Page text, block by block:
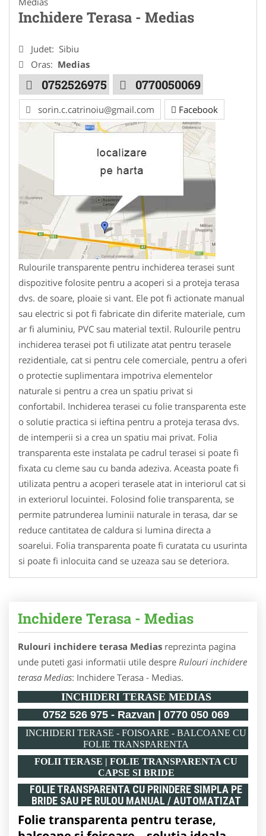
Inchidere Terasa - Medias
Judet: Sibiu
Oras: Medias
0752526975 0770050069
sorin.c.catrinoiu@gmail.com Facebook
Rulourile transparente pentru inchiderea terasei sunt
dispozitive folosite pentru a acoperi si a proteja terasa
dvs. de soare, ploaie si vant. Ele pot fi actionate manual
sau electric si pot fi fabricate din diferite materiale, cum
ar fi aluminiu, PVC sau material textil. Rulourile pentru
inchiderea terasei pot fi utilizate atat pentru terasele
rezidentiale, cat si pentru cele comerciale, pentru a oferi
o protectie suplimentara impotriva elementelor
naturale si pentru a crea un spatiu privat si
confortabil. Inchiderea terasei cu folie transparenta este
o solutie practica si ieftina pentru a proteja terasa dvs.
de intemperii si a crea un spatiu mai privat. Folia
transparenta este instalata pe cadrul terasei si poate fi
fixata cu cleme sau cu banda adeziva. Aceasta poate fi
utilizata pentru a acoperi terasele atat in interiorul cat si
in exteriorul locuintei. Folosind folie transparenta, se
permite patrunderea luminii naturale in terasa, dar se
reduce cantitatea de caldura si lumina directa a
soarelui. Folia transparenta poate fi curatata cu usurinta
si poate fi inlocuita cand se uzeaza sau se deteriora.
Inchidere Terasa - Medias
Rulouri inchidere terasa Medias reprezinta pagina
unde puteti gasi informatii utile despre Rulouri inchidere
terasa Medias: Inchidere Terasa - Medias.
INCHIDERI TERASE MEDIAS
0752 526 975 - Razvan | 0770 050 069
INCHIDERI TERASE - FOISOARE - BALCOANE CU
FOLIE TRANSPARENTA
FOLII TERASE | FOLIE TRANSPARENTA CU
CAPSE SI BRIDE
FOLIE TRANSPARENTA CU PRINDERE SIMPLA PE
BRIDE SAU PE RULOU MANUAL / AUTOMATIZAT
Folie transparenta pentru terase,